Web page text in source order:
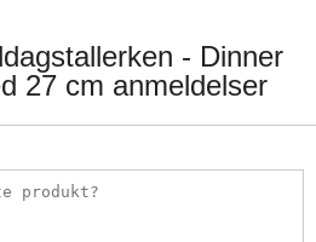
- Dinner
27 cm anmeldelser